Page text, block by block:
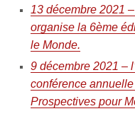
13 décembre 2021
organise la 6ème
le Monde.
9 décembre 2021 –
conférence
Prospectives pour